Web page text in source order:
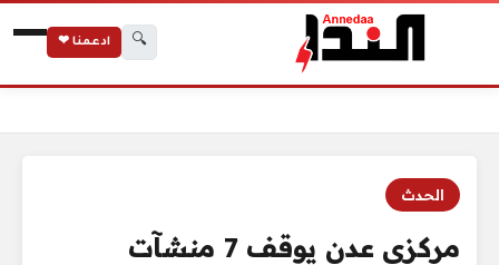
🔍 ادعمنا ❤
الحدث
مركزي عدن يوقف 7 منشآت